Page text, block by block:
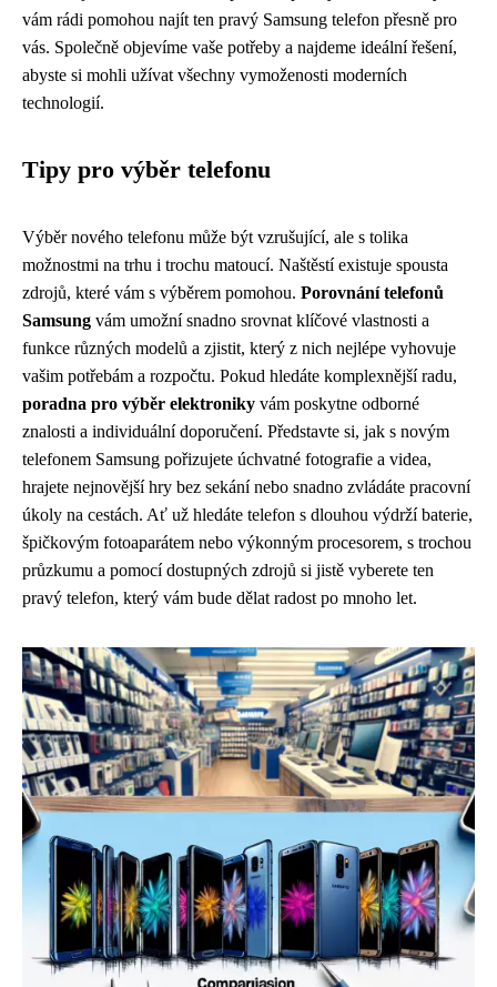
vám rádi pomohou najít ten pravý Samsung telefon přesně pro
vás. Společně objevíme vaše potřeby a najdeme ideální řešení,
abyste si mohli užívat všechny vymoženosti moderních
technologií.
Tipy pro výběr telefonu
Výběr nového telefonu může být vzrušující, ale s tolika
možnostmi na trhu i trochu matoucí. Naštěstí existuje spousta
zdrojů, které vám s výběrem pomohou. Porovnání telefonů
Samsung vám umožní snadno srovnat klíčové vlastnosti a
funkce různých modelů a zjistit, který z nich nejlépe vyhovuje
vašim potřebám a rozpočtu. Pokud hledáte komplexnější radu,
poradna pro výběr elektroniky vám poskytne odborné
znalosti a individuální doporučení. Představte si, jak s novým
telefonem Samsung pořizujete úchvatné fotografie a videa,
hrajete nejnovější hry bez sekání nebo snadno zvládáte pracovní
úkoly na cestách. Ať už hledáte telefon s dlouhou výdrží baterie,
špičkovým fotoaparátem nebo výkonným procesorem, s trochou
průzkumu a pomocí dostupných zdrojů si jistě vyberete ten
pravý telefon, který vám bude dělat radost po mnoho let.